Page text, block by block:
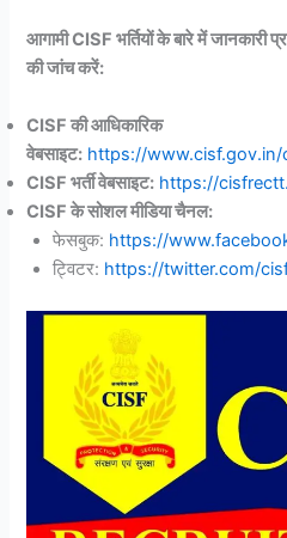
आगामी CISF भर्तियों के बारे में जानकारी
की जांच करें:
CISF की आधिकारिक
वेबसाइट: https://
CISF भर्ती वेबसाइट: https://
CISF के सोशल मीडिया चैनल:
फेसबुक: https://
ट्विटर: https://twitter.com/